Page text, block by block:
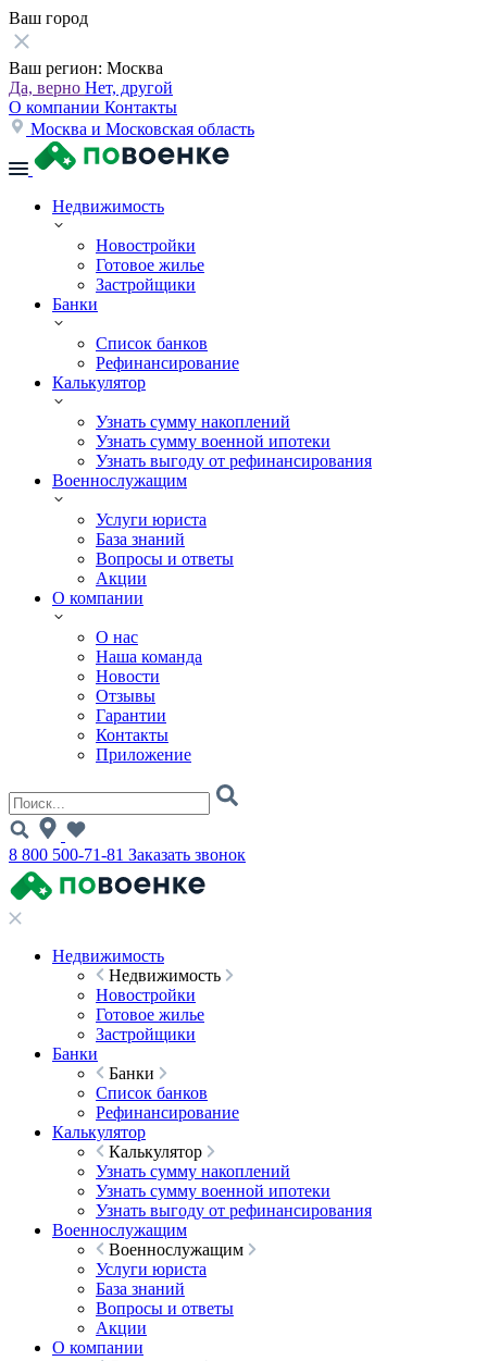
Ваш город
Ваш регион: Москва
Да, верно Нет, другой
О компании Контакты
Москва и Московская область
Недвижимость
Новостройки
Готовое жилье
Застройщики
Банки
Список банков
Рефинансирование
Калькулятор
Узнать сумму накоплений
Узнать сумму военной ипотеки
Узнать выгоду от рефинансирования
Военнослужащим
Услуги юриста
База знаний
Вопросы и ответы
Акции
О компании
О нас
Наша команда
Новости
Отзывы
Гарантии
Контакты
Приложение
8 800 500-71-81 Заказать звонок
Недвижимость
Недвижимость
Новостройки
Готовое жилье
Застройщики
Банки
Банки
Список банков
Рефинансирование
Калькулятор
Калькулятор
Узнать сумму накоплений
Узнать сумму военной ипотеки
Узнать выгоду от рефинансирования
Военнослужащим
Военнослужащим
Услуги юриста
База знаний
Вопросы и ответы
Акции
О компании